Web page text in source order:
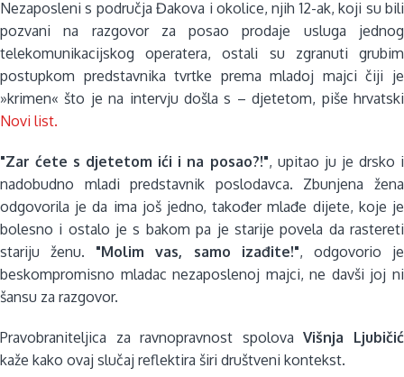
Nezaposleni s područja Đakova i okolice, njih 12-ak, koji su bili
pozvani na razgovor za posao prodaje usluga jednog
telekomunikacijskog operatera, ostali su zgranuti grubim
postupkom predstavnika tvrtke prema mladoj majci čiji je
»krimen« što je na intervju došla s – djetetom, piše hrvatski
Novi list.
"Zar ćete s djetetom ići i na posao?!", upitao ju je drsko i
nadobudno mladi predstavnik poslodavca. Zbunjena žena
odgovorila je da ima još jedno, također mlađe dijete, koje je
bolesno i ostalo je s bakom pa je starije povela da rastereti
stariju ženu. "Molim vas, samo izađite!", odgovorio je
beskompromisno mladac nezaposlenoj majci, ne davši joj ni
šansu za razgovor.
Pravobraniteljica za ravnopravnost spolovaVišnja Ljubičić
kaže kako ovaj slučaj reflektira širi društveni kontekst.